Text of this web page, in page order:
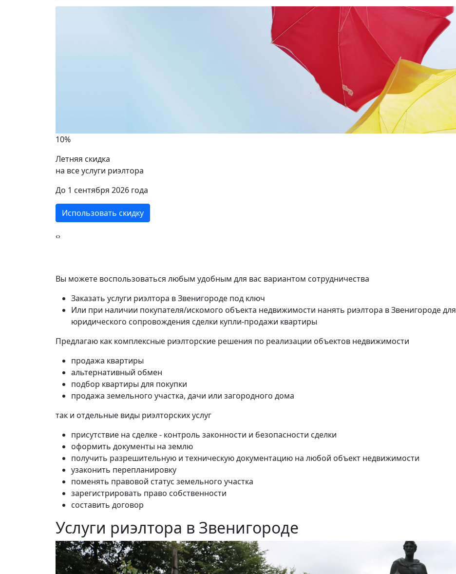
10%
Летняя скидка
на все услуги риэлтора
До 1 сентября 2026 года
Использовать скидку
‹›
Вы можете воспользоваться любым удобным для вас вариантом сотрудничества
Заказать услуги риэлтора в Звенигороде под ключ
Или при наличии покупателя/искомого объекта недвижимости нанять риэлтора в Звенигороде для
юридического сопровождения сделки купли-продажи квартиры
Предлагаю как комплексные риэлторские решения по реализации объектов недвижимости
продажа квартиры
альтернативный обмен
подбор квартиры для покупки
продажа земельного участка, дачи или загородного дома
так и отдельные виды риэлторских услуг
присутствие на сделке - контроль законности и безопасности сделки
оформить документы на землю
получить разрешительную и техническую документацию на любой объект недвижимости
узаконить перепланировку
поменять правовой статус земельного участка
зарегистрировать право собственности
составить договор
Услуги риэлтора в Звенигороде